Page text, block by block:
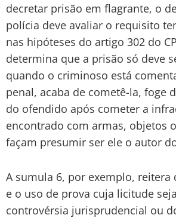
decretar prisão em flagrante, o
polícia deve avaliar o requisito
nas hipóteses do artigo 302 do
determina que a prisão só deve
quando o criminoso está
penal, acaba de cometê-la, foge
do ofendido após cometer a
encontrado com armas, objetos
façam presumir ser ele o autor
A sumula 6, por exemplo, reitera
e o uso de prova cuja licitude
controvérsia jurisprudencial ou